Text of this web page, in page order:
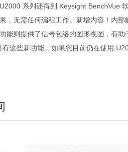
系列还得到 Keysight BenchVue
，无需任何编程工作。新增内容！内
能则提供了信号包络的图形视图，有
有这些新功能。如果您目前仍在使用